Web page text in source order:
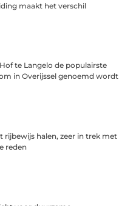
maakt het verschil
te Langelo de populairste
in Overijssel genoemd wordt
rijbewijs halen, zeer in trek met
reden